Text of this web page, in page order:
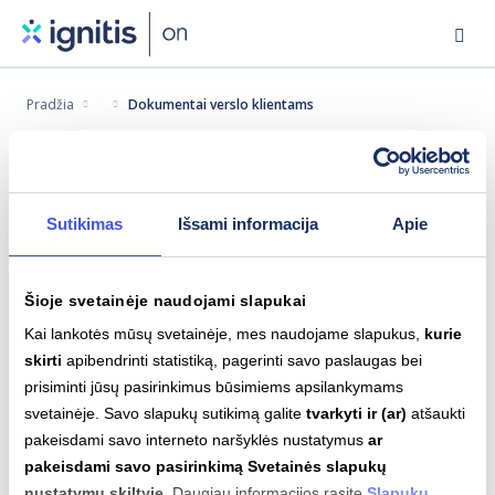
Sutikimas Išsami informacija Apie
Šioje svetainėje naudojami slapukai
Kai lankotės mūsų svetainėje, mes naudojame slapukus, kurie
skirti apibendrinti statistiką, pagerinti savo paslaugas bei
prisiminti jūsų pasirinkimus būsimiems apsilankymams
svetainėje. Savo slapukų sutikimą galitetvarkyti ir (ar) atšaukti
pakeisdami savo interneto naršyklės nustatymusar
pakeisdami savo pasirinkimą Svetainės slapukų
turinįPradžia Dokumentai verslo klientams
Verslo klientų sutartys
sutartys
Autoparko valdymo sistemos taisyklės